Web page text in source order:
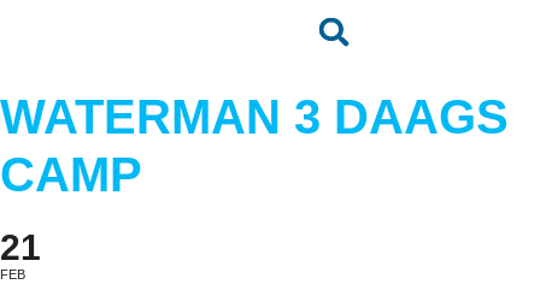
WATERMAN 3 DAAGS
CAMP
21
FEB